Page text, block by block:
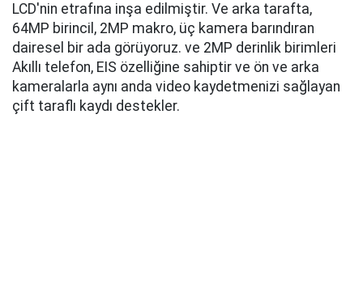
LCD'nin etrafına inşa edilmiştir. Ve arka tarafta,
64MP birincil, 2MP makro, üç kamera barındıran
dairesel bir ada görüyoruz. ve 2MP derinlik birimleri
Akıllı telefon, EIS özelliğine sahiptir ve ön ve arka
kameralarla aynı anda video kaydetmenizi sağlayan
çift taraflı kaydı destekler.